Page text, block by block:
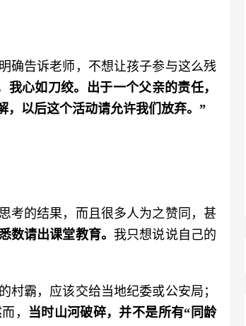
告诉老师，不想让孩子参与这么残
心如刀绞。出于一个父亲的责任，
，以后这个活动请允许我们放弃。”
的结果，而且很多人为之赞同，甚
数请出课堂教育。 我只想说说自己的
霸，应该交给当地纪委或公安局；
，
当时山河破碎，并不是所有“同龄